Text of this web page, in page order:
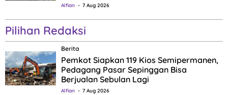
Alfian 7 Aug 2026
Pilihan Redaksi
Berita
Pemkot Siapkan 119 Kios Semipermanen,
Pedagang Pasar Sepinggan Bisa
Berjualan Sebulan Lagi
Alfian 7 Aug 2026